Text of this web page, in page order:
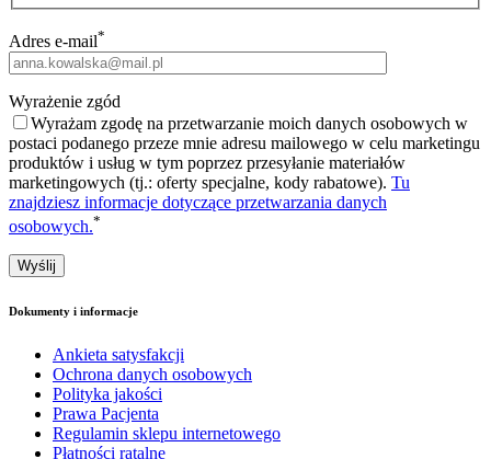
Adres e-mail*
Wyrażenie zgód
Wyrażam zgodę na przetwarzanie moich danych osobowych w
postaci podanego przeze mnie adresu mailowego w celu marketingu
produktów i usług w tym poprzez przesyłanie materiałów
marketingowych (tj.: oferty specjalne, kody rabatowe). Tu
znajdziesz informacje dotyczące przetwarzania danych
osobowych.*
Dokumenty i informacje
Ankieta satysfakcji
Ochrona danych osobowych
Polityka jakości
Prawa Pacjenta
Regulamin sklepu internetowego
Płatności ratalne